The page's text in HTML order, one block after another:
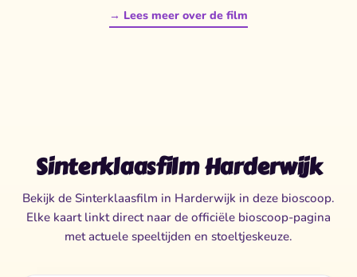
→ Lees meer over de film
Sinterklaasfilm Harderwijk
Bekijk de Sinterklaasfilm in Harderwijk in deze bioscoop.
Elke kaart linkt direct naar de officiële bioscoop-pagina
met actuele speeltijden en stoeltjeskeuze.